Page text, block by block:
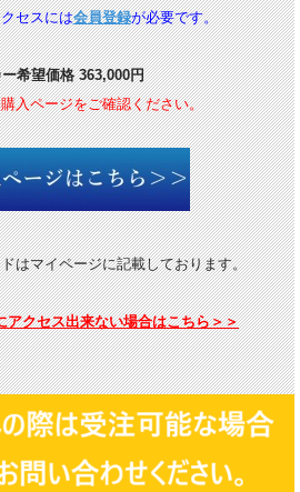
セスには会員登録が必要です。
希望価格 363,000円
入ページをご確認ください。
はマイページに記載しております。
アクセス出来ない場合はこちら＞＞